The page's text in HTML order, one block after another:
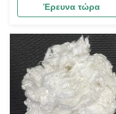
απροσδιόριστο μήκος
για ασφαλή ενδύματα
κλωστοϋφαντουργικών
προϊόντων
Έρευνα τώρα